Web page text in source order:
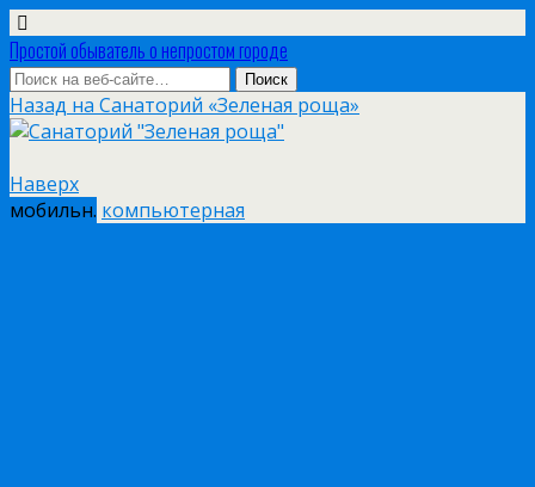
Простой обыватель о непростом городе
Назад на Санаторий «Зеленая роща»
Наверх
мобильн. компьютерная